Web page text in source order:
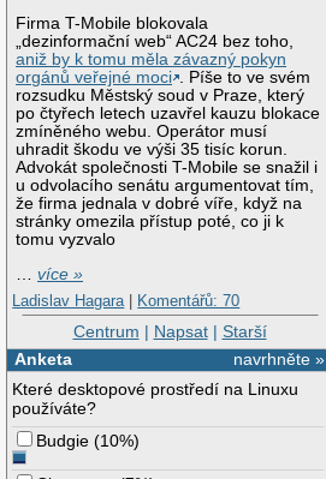
Firma T-Mobile blokovala
„dezinformační web“ AC24 bez toho,
aniž by k tomu měla závazný pokyn
orgánů veřejné moci . Píše to ve svém
rozsudku Městský soud v Praze, který
po čtyřech letech uzavřel kauzu blokace
zmíněného webu. Operátor musí
uhradit škodu ve výši 35 tisíc korun.
Advokát společnosti T-Mobile se snažil i
u odvolacího senátu argumentovat tím,
že firma jednala v dobré víře, když na
stránky omezila přístup poté, co ji k
tomu vyzvalo
…více »
Ladislav Hagara | Komentářů: 70
Centrum | Napsat| Starší
navrhněte »
Anketa
Které desktopové prostředí na Linuxu
používáte?
Budgie (10%)